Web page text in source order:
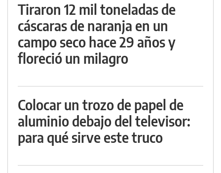
Tiraron 12 mil toneladas de
cáscaras de naranja en un
campo seco hace 29 años y
floreció un milagro
Colocar un trozo de papel de
aluminio debajo del televisor:
para qué sirve este truco